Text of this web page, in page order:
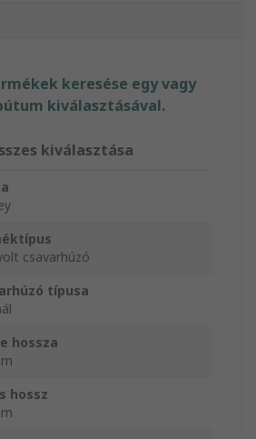
keresése egy vagy
kiválasztásával.
kiválasztása
csavarhúzó
típusa
hossza
hossz